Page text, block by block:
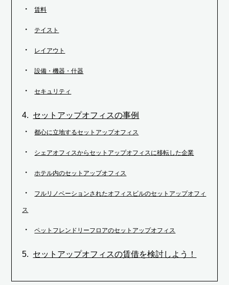
賃料
テイスト
レイアウト
設備・機器・什器
セキュリティ
セットアップオフィスの事例
都心に立地するセットアップオフィス
シェアオフィスからセットアップオフィスに移転した企業
ホテル内のセットアップオフィス
フルリノベーションされたオフィスビルのセットアップオフィ
ス
ペットフレンドリーフロアのセットアップオフィス
セットアップオフィスの賃借を検討しよう！